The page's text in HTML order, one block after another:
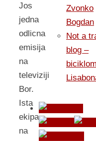
Jos
jedna
odlicna
emisija
na
televiziji
Bor.
Ista
ekipa
na
Zvonko
Bogdan
Not a
blog –